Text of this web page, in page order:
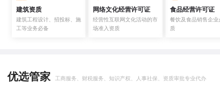
建筑资质
建筑工程设计、招投标、施
工等业务必备
网络文化经营许可证
经营性互联网文化活动的市
场准入资质
食品经营许可证
餐饮及食品销售企业
质
优选管家 工商服务、财税服务、知识产权、人事社保、资质审批专业代办